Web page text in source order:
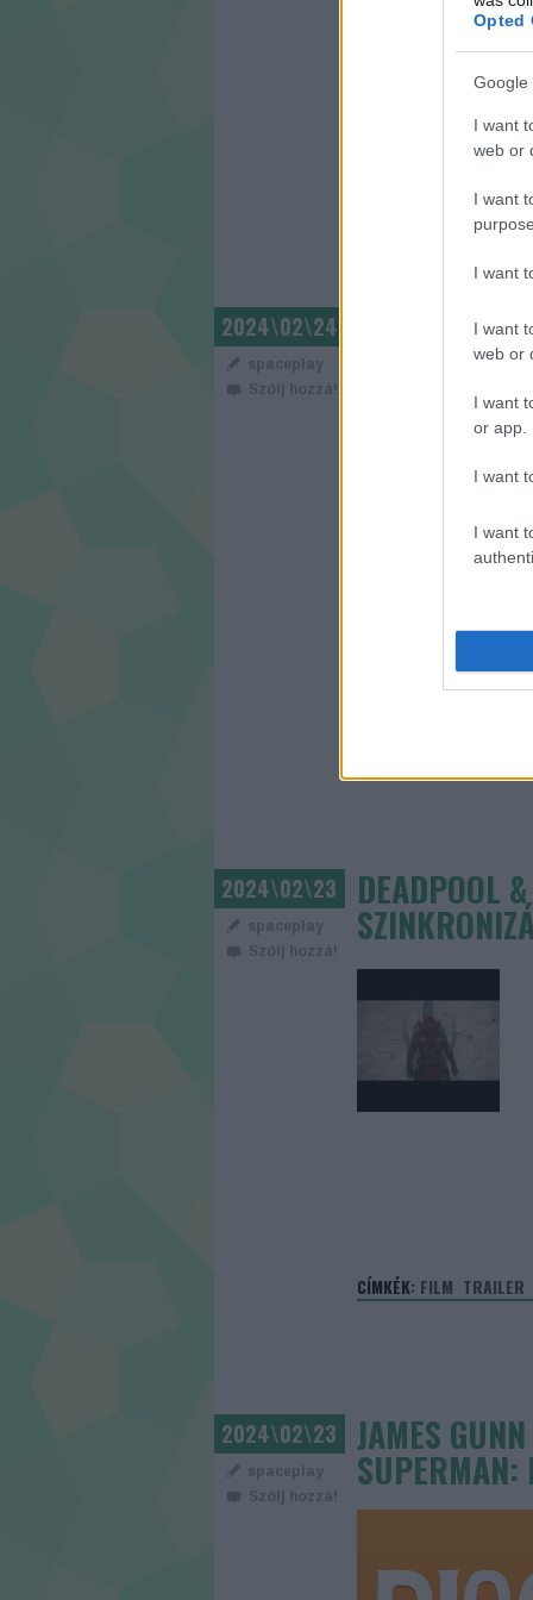
Opted
Google
I want
web or
I want
I want
I want
web or
I want
or app.
I want
I want
2024\02\24
spaceplay
Szólj hozzá!
XIAOMI 14
KAMERA
A
2024\02\23
spaceplay
Szólj hozzá!
DEADPOOL
CÍMKÉK: FILM TRAILER
2024\02\23
spaceplay
Szólj hozzá!
JAMES
SUPERMAN: